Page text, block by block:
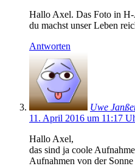
Hallo Axel. Das Foto in H-
du machst unser Leben
Antworten
Uwe
11. April 2016 um 11:17
Hallo Axel,
das sind ja coole
Aufnahmen von der Sonne